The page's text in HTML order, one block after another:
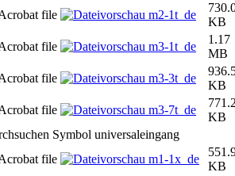
m2-1t_de
KB
m3-1t_de
1.17
MB
m3-3t_de
KB
m3-7t_de
KB
universaleingang
m1-1x_de
KB